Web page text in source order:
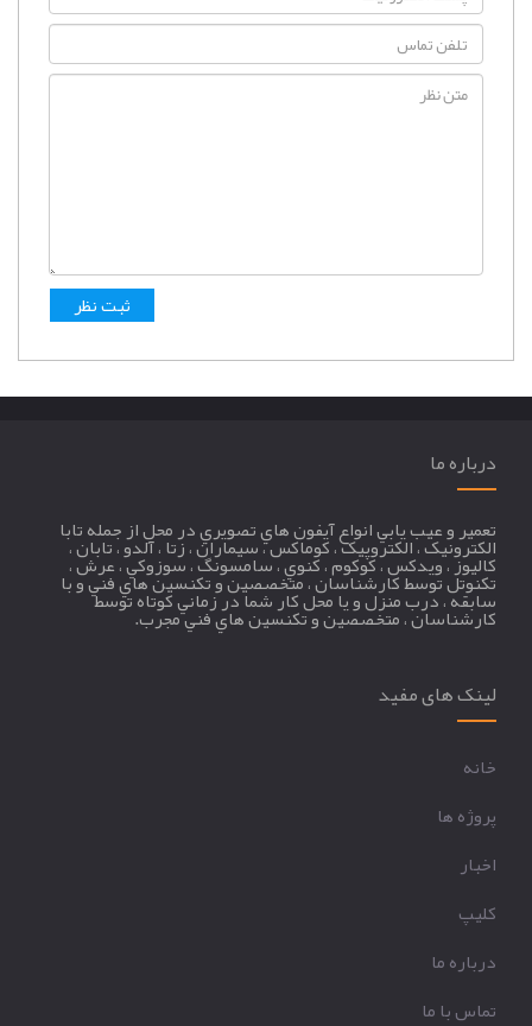
درباره ما
تعمير و عيب يابي انواع آيفون هاي تصويري در محل از جمله تابا
الکترونيک ، الکتروپيک ، کوماکس ، سيماران ، زتا ، آلدو ، تابان ،
کاليوز ، ويدکس ، کوکوم ، کنوي ، سامسونگ ، سوزوکي ، عرش ،
تکنوتل توسط کارشناسان ، متخصصين و تکنسين هاي فني و با
سابقه ، درب منزل و يا محل کار شما در زماني کوتاه توسط
کارشناسان ، متخصصين و تکنسين هاي فني مجرب.
لینک های مفید
خانه
پروژه ها
اخبار
کليپ
درباره ما
تماس با ما